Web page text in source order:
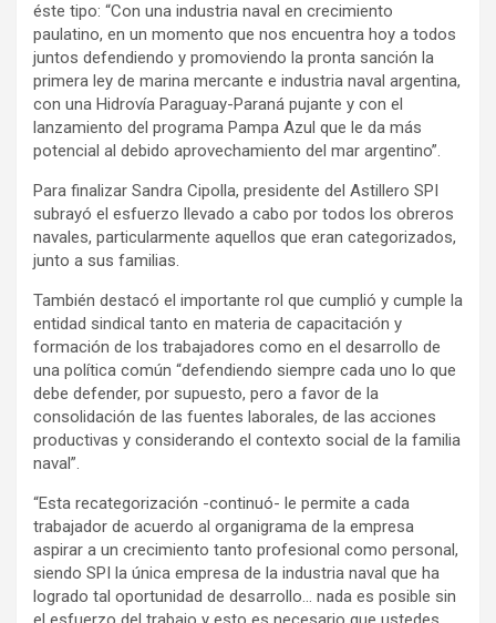
éste tipo: “Con una industria naval en crecimiento
paulatino, en un momento que nos encuentra hoy a todos
juntos defendiendo y promoviendo la pronta sanción la
primera ley de marina mercante e industria naval argentina,
con una Hidrovía Paraguay-Paraná pujante y con el
lanzamiento del programa Pampa Azul que le da más
potencial al debido aprovechamiento del mar argentino”.
Para finalizar Sandra Cipolla, presidente del Astillero SPI
subrayó el esfuerzo llevado a cabo por todos los obreros
navales, particularmente aquellos que eran categorizados,
junto a sus familias.
También destacó el importante rol que cumplió y cumple la
entidad sindical tanto en materia de capacitación y
formación de los trabajadores como en el desarrollo de
una política común “defendiendo siempre cada uno lo que
debe defender, por supuesto, pero a favor de la
consolidación de las fuentes laborales, de las acciones
productivas y considerando el contexto social de la familia
naval”.
“Esta recategorización -continuó- le permite a cada
trabajador de acuerdo al organigrama de la empresa
aspirar a un crecimiento tanto profesional como personal,
siendo SPI la única empresa de la industria naval que ha
logrado tal oportunidad de desarrollo… nada es posible sin